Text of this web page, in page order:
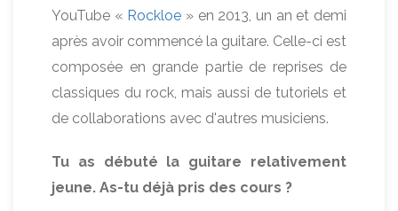
YouTube « Rockloe » en 2013, un an et demi
après avoir commencé la guitare. Celle-ci est
composée en grande partie de reprises de
classiques du rock, mais aussi de tutoriels et
de collaborations avec d'autres musiciens.
Tu as débuté la guitare relativement
jeune. As-tu déjà pris des cours ?